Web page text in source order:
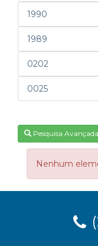
1990
1989
0202
0025
Pesquisa Avançada
Nenhum